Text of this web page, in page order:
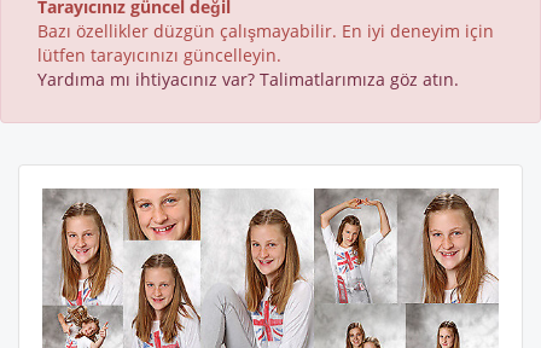
Tarayıcınız güncel değil
Bazı özellikler düzgün çalışmayabilir. En iyi deneyim için
lütfen tarayıcınızı güncelleyin.
Yardıma mı ihtiyacınız var? Talimatlarımıza göz atın.